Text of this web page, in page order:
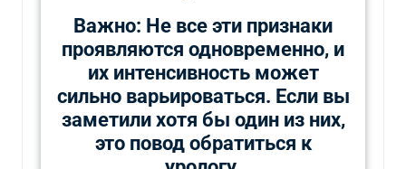
Важно: Не все эти признаки
проявляются одновременно, и
их интенсивность может
сильно варьироваться. Если вы
заметили хотя бы один из них,
это повод обратиться к